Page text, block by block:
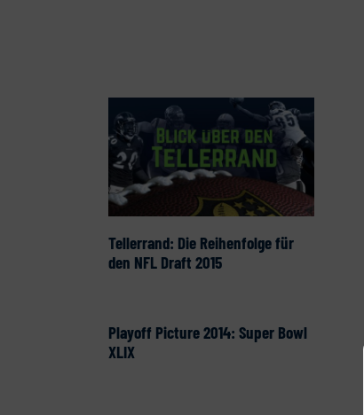
Tellerrand: Die Reihenfolge für
den NFL Draft 2015
Playoff Picture 2014: Super Bowl
XLIX